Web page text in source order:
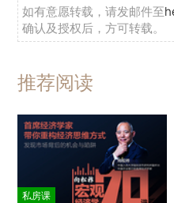
如有意愿转载，请发邮件至
确认及授权后，方可转载。
推荐阅读
私房课